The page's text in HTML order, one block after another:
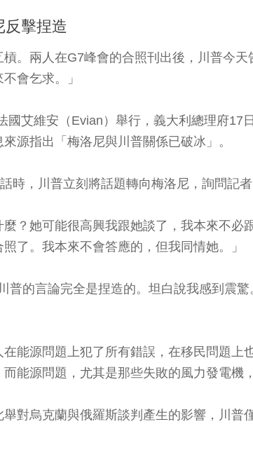
反擊捏造
。兩人在G7峰會的合照刊出後，川普今
會乞求。」
國艾維安（Evian）舉行，義大利總理府
源指出「梅洛尼與川普關係已破冰」。
時，川普立刻將話題轉向梅洛尼，詢問記
？她可能很高興我跟她談了，我本來不
了。我本來不會答應的，但我同情她。」
普的言論完全是捏造的。坦白說我感到震
能源問題上犯了所有錯誤，在移民問題
能源問題，尤其是那些失敗的風力發電機
對烏克蘭與俄羅斯談判產生的影響，川普